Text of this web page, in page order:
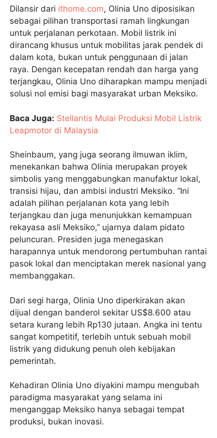
Dilansir dari ithome.com, Olinia Uno diposisikan
sebagai pilihan transportasi ramah lingkungan
untuk perjalanan perkotaan. Mobil listrik ini
dirancang khusus untuk mobilitas jarak pendek di
dalam kota, bukan untuk penggunaan di jalan
raya. Dengan kecepatan rendah dan harga yang
terjangkau, Olinia Uno diharapkan mampu menjadi
solusi nol emisi bagi masyarakat urban Meksiko.
Baca Juga: Stellantis Mulai Produksi Mobil Listrik
Leapmotor di Malaysia
Sheinbaum, yang juga seorang ilmuwan iklim,
menekankan bahwa Olinia merupakan proyek
simbolis yang menggabungkan manufaktur lokal,
transisi hijau, dan ambisi industri Meksiko. “Ini
adalah pilihan perjalanan kota yang lebih
terjangkau dan juga menunjukkan kemampuan
rekayasa asli Meksiko,” ujarnya dalam pidato
peluncuran. Presiden juga menegaskan
harapannya untuk mendorong pertumbuhan rantai
pasok lokal dan menciptakan merek nasional yang
membanggakan.
Dari segi harga, Olinia Uno diperkirakan akan
dijual dengan banderol sekitar US$8.600 atau
setara kurang lebih Rp130 jutaan. Angka ini tentu
sangat kompetitif, terlebih untuk sebuah mobil
listrik yang didukung penuh oleh kebijakan
pemerintah.
Kehadiran Olinia Uno diyakini mampu mengubah
paradigma masyarakat yang selama ini
menganggap Meksiko hanya sebagai tempat
produksi, bukan inovasi.